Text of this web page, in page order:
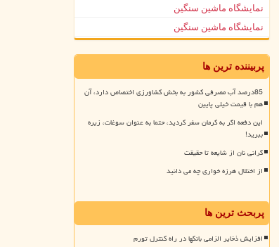
نمایشگاه ماشین سنگین
نمایشگاه ماشین سنگین
پربیننده ترین ها
85درصد آب مصرفی کشور به بخش کشاورزی اختصاص دارد، آن
هم با قیمت خیلی پایین
این دفعه اگر به کرمان سفر کردید، حتما به عنوان سوغات، زیره
ببرید!
گرانی نان از شایعه تا حقیقت
از اختلال هرزه خواری چه می دانید
پربحث ترین ها
افزایش ذخایر الزامی بانکها در راه کنترل تورم